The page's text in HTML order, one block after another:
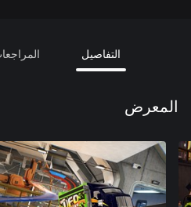
التفاصيل
المعرض